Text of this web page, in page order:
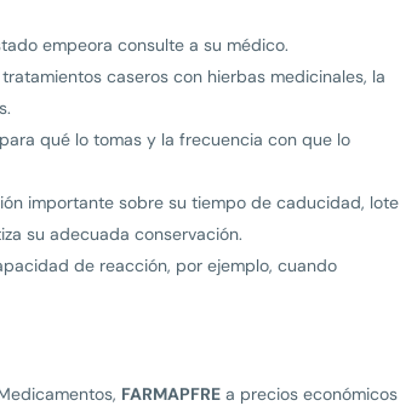
empeora consulte a su médico.
caseros con hierbas medicinales, la
qué lo tomas y la frecuencia con que lo
importante sobre su tiempo de caducidad, lote
su adecuada conservación.
de reacción, por ejemplo, cuando
FARMAPFRE a precios económicos